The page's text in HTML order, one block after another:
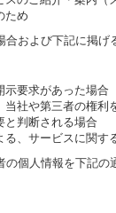
ため
および下記に掲げ
示要求があった場合
当社や第三者の権
と判断される場合
る、サービスに関
個人情報を下記